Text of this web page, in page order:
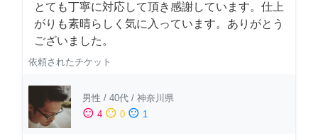
とても丁寧に対応して頂き感謝しています。仕上
がりも素晴らしく気に入っています。ありがとう
ございました。
依頼されたチケット
男性 / 40代 / 神奈川県
sentiment_satisfied 4 sentiment_neutral 0 sentiment_dissatisfied 1